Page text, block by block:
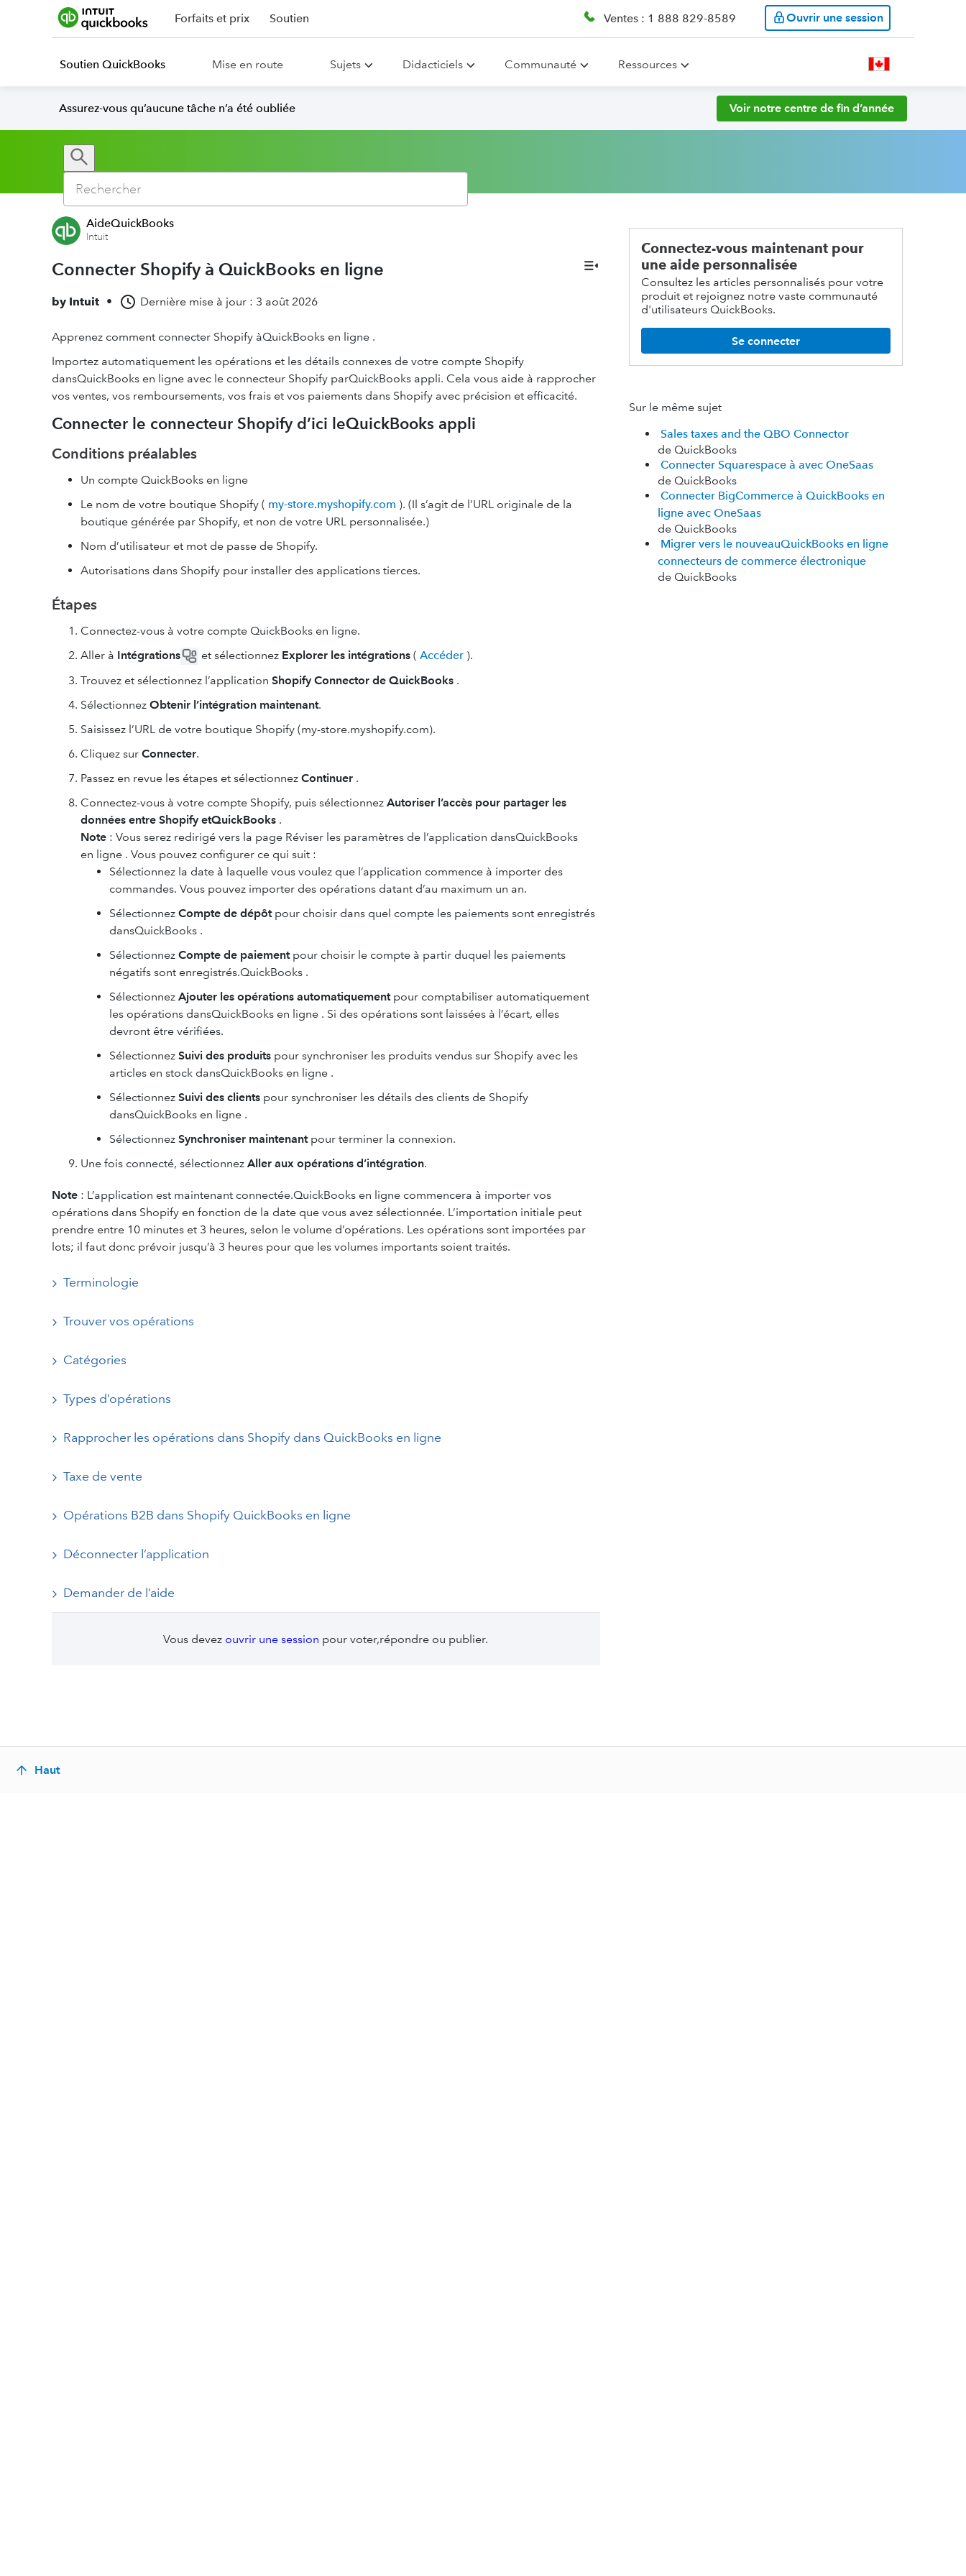
Forfaits et prix Soutien Ventes : 1 888 829-8589 Ouvrir une session
Soutien QuickBooks Mise en route Sujets Didacticiels Communauté Ressources
Assurez-vous qu’aucune tâche n’a été oubliée Voir notre centre de fin d’année
AideQuickBooks
Intuit
Connecter Shopify à QuickBooks en ligne
by Intuit • Dernière mise à jour : 3 août 2026
Apprenez comment connecter Shopify àQuickBooks en ligne .
Importez automatiquement les opérations et les détails connexes de votre compte Shopify
dansQuickBooks en ligne avec le connecteur Shopify parQuickBooks appli. Cela vous aide à rapprocher
vos ventes, vos remboursements, vos frais et vos paiements dans Shopify avec précision et efficacité.
Connecter le connecteur Shopify d’ici leQuickBooks appli
Conditions préalables
Un compte QuickBooks en ligne
Le nom de votre boutique Shopify ( my-store.myshopify.com ). (Il s’agit de l’URL originale de la
boutique générée par Shopify, et non de votre URL personnalisée.)
Nom d’utilisateur et mot de passe de Shopify.
Autorisations dans Shopify pour installer des applications tierces.
Étapes
Connectez-vous à votre compte QuickBooks en ligne.
Aller à Intégrations et sélectionnez Explorer les intégrations ( Accéder ).
Trouvez et sélectionnez l’application Shopify Connector de QuickBooks .
Sélectionnez Obtenir l’intégration maintenant.
Saisissez l’URL de votre boutique Shopify (my-store.myshopify.com).
Cliquez sur Connecter.
Passez en revue les étapes et sélectionnez Continuer .
Connectez-vous à votre compte Shopify, puis sélectionnez Autoriser l’accès pour partager les
données entre Shopify etQuickBooks .
Note : Vous serez redirigé vers la page Réviser les paramètres de l’application dansQuickBooks
en ligne . Vous pouvez configurer ce qui suit :
Sélectionnez la date à laquelle vous voulez que l’application commence à importer des
commandes. Vous pouvez importer des opérations datant d’au maximum un an.
Sélectionnez Compte de dépôtpour choisir dans quel compte les paiements sont enregistrés
dansQuickBooks .
Sélectionnez Compte de paiementpour choisir le compte à partir duquel les paiements
négatifs sont enregistrés.QuickBooks .
Sélectionnez Ajouter les opérations automatiquementpour comptabiliser automatiquement
les opérations dansQuickBooks en ligne . Si des opérations sont laissées à l’écart, elles
devront être vérifiées.
Sélectionnez Suivi des produits pour synchroniser les produits vendus sur Shopify avec les
articles en stock dansQuickBooks en ligne .
Sélectionnez Suivi des clients pour synchroniser les détails des clients de Shopify
dansQuickBooks en ligne .
Sélectionnez Synchroniser maintenantpour terminer la connexion.
Une fois connecté, sélectionnez Aller aux opérations d’intégration.
Note : L’application est maintenant connectée.QuickBooks en ligne commencera à importer vos
opérations dans Shopify en fonction de la date que vous avez sélectionnée. L’importation initiale peut
prendre entre 10 minutes et 3 heures, selon le volume d’opérations. Les opérations sont importées par
lots; il faut donc prévoir jusqu’à 3 heures pour que les volumes importants soient traités.
Terminologie
Trouver vos opérations
Catégories
Types d’opérations
Rapprocher les opérations dans Shopify dans QuickBooks en ligne
Taxe de vente
Opérations B2B dans Shopify QuickBooks en ligne
Déconnecter l’application
Demander de l’aide
Vous devez ouvrir une session pour voter,répondre ou publier.
Connectez-vous maintenant pour
une aide personnalisée
Consultez les articles personnalisés pour votre
produit et rejoignez notre vaste communauté
d'utilisateurs QuickBooks.
Se connecter
Sur le même sujet
Sales taxes and the QBO Connector
de QuickBooks
Connecter Squarespace à avec OneSaas
de QuickBooks
Connecter BigCommerce à QuickBooks en
ligne avec OneSaas
de QuickBooks
Migrer vers le nouveauQuickBooks en ligne
connecteurs de commerce électronique
de QuickBooks
Haut